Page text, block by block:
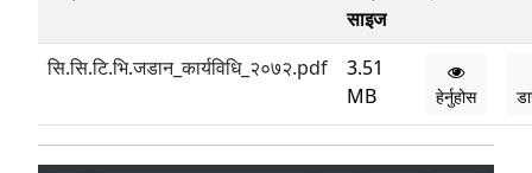
साइज
सि.सि.टि.भि.जडान_कार्यविधि_२०७२.pdf
3.51
MB
हेर्नुहोस